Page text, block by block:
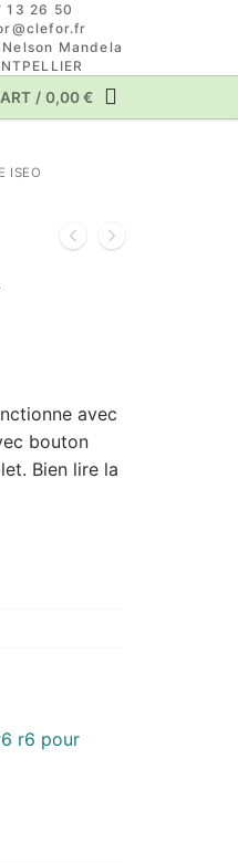
13 26 50
Mandela
/ 0,00€
ISEO
avec
bouton
Bien lire la